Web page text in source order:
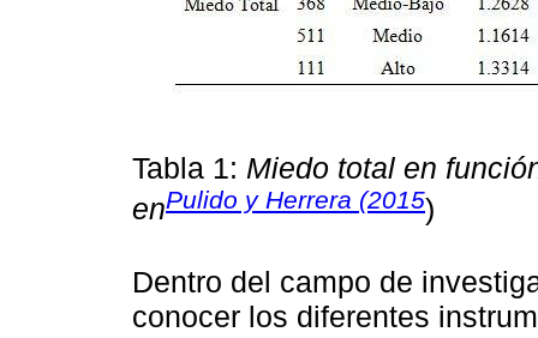
Tabla 1: Miedo total en
enPulido y Herrera (2015)
Dentro del campo de
conocer los diferentes